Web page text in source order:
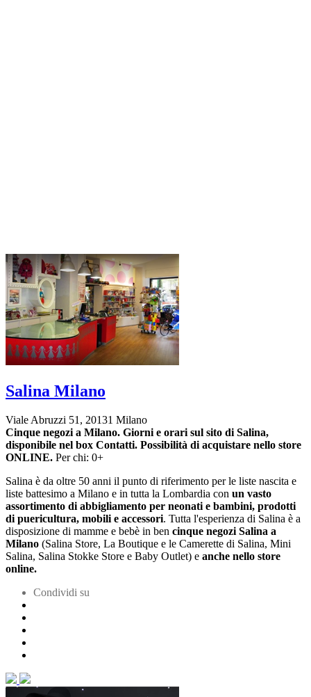
Salina Milano
Viale Abruzzi 51, 20131 Milano
Cinque negozi a Milano. Giorni e orari sul sito di Salina,
disponibile nel box Contatti. Possibilità di acquistare nello store
ONLINE. Per chi: 0+
Salina è da oltre 50 anni il punto di riferimento per le liste nascita e
liste battesimo a Milano e in tutta la Lombardia con un vasto
assortimento di abbigliamento per neonati e bambini, prodotti
di puericultura, mobili e accessori. Tutta l'esperienza di Salina è a
disposizione di mamme e bebè in ben cinque negozi Salina a
Milano (Salina Store, La Boutique e le Camerette di Salina, Mini
Salina, Salina Stokke Store e Baby Outlet) e anche nello store
online.
Condividi su